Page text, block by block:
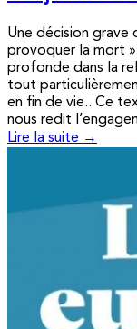
Une décision grave
provoquer la mort
profonde dans la
tout
en fin de vie.. Ce
nous redit
Lire la suite →